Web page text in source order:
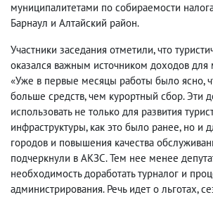
муниципалитетами по собираемости
Барнаул и Алтайский район.
Участники заседания отметили, что
оказался важным источником доходов
«Уже в первые месяцы работы было ясно,
больше средств, чем курортный сбор. Эти
использовать не только для развития
инфраструктуры, как это было ранее, но и
городов и повышения качества
подчеркнули в АКЗС. Тем нее менее
необходимость доработать турналог и
администрирования. Речь идет о льготах,